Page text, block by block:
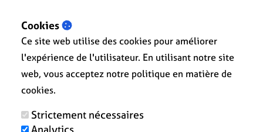
Cookies
Ce site web utilise des cookies pour améliorer
l'expérience de l'utilisateur. En utilisant notre site
web, vous acceptez notre politique en matière de
cookies.
Strictement nécessaires